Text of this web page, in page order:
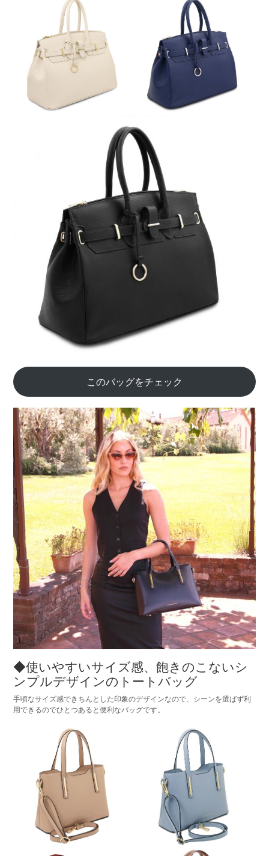
このバッグをチェック
◆使いやすいサイズ感、飽きのこないシ
ンプルデザインのトートバッグ
手頃なサイズ感できちんとした印象のデザインなので、シーンを選ばず利
用できるのでひとつあると便利なバッグです。